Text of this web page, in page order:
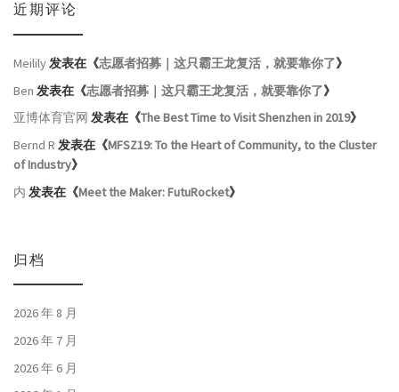
近期评论
Meilily发表在《志愿者招募｜这只霸王龙复活，就要靠你了》
Ben 发表在《志愿者招募｜这只霸王龙复活，就要靠你了》
亚博体育官网 发表在《The Best Time to Visit Shenzhen in 2019》
Bernd R 发表在《MFSZ19: To the Heart of Community, to the Cluster
of Industry》
内 发表在《Meet the Maker: FutuRocket》
归档
2026 年 8 月
2026 年 7 月
2026 年 6 月